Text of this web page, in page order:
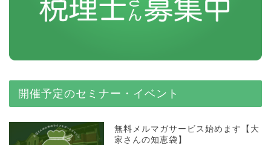
開催予定のセミナー・イベント
無料メルマガサービス始めます【大
家さんの知恵袋】